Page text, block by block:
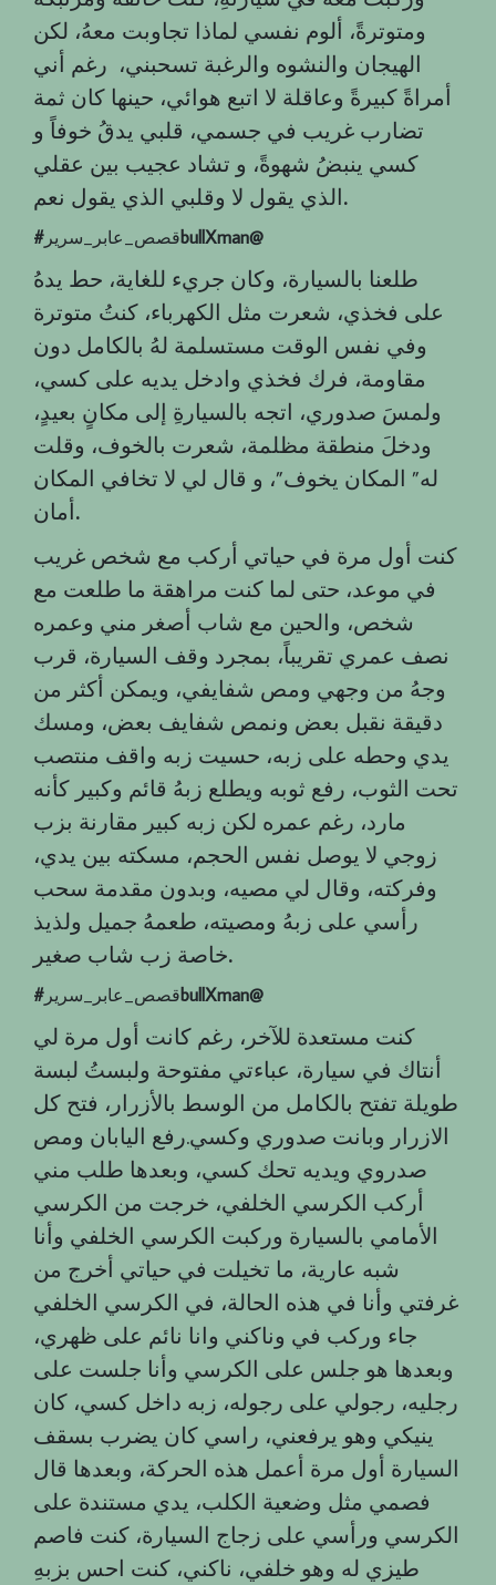
ومتوترةً، ألوم نفسي لماذا تجاوبت معهُ، لكن
الهيجان والنشوه والرغبة تسحبني، رغم أني
أمراةً كبيرةً وعاقلة لا اتبع هوائي، حينها كان ثمة
تضارب غريب في جسمي، قلبي يدقُ خوفاً و
كسي ينبضُ شهوةً، و تشاد عجيب بين عقلي
الذي يقول لا وقلبي الذي يقول نعم.
‎# قصص_عابر_سريرbullXman@
طلعنا بالسيارة، وكان جريء للغاية، حط يدهُ
على فخذي، شعرت مثل الكهرباء، كنتُ متوترة
وفي نفس الوقت مستسلمة لهُ بالكامل دون
مقاومة، فرك فخذي وادخل يديه على كسي،
ولمسَ صدوري، اتجه بالسيارةِ إلى مكانٍ بعيدٍ،
ودخلَ منطقة مظلمة، شعرت بالخوف، وقلت
له” المكان يخوف”، و قال لي لا تخافي المكان
أمان.
كنت أول مرة في حياتي أركب مع شخص غريب
في موعد، حتى لما كنت مراهقة ما طلعت مع
شخص، والحين مع شاب أصغر مني وعمره
نصف عمري تقريباً، بمجرد وقف السيارة، قرب
وجهُ من وجهي ومص شفايفي، ويمكن أكثر من
دقيقة نقبل بعض ونمص شفايف بعض، ومسك
يدي وحطه على زبه، حسيت زبه واقف منتصب
تحت الثوب، رفع ثوبه ويطلع زبهُ قائم وكبير كأنه
مارد، رغم عمره لكن زبه كبير مقارنة بزب
زوجي لا يوصل نفس الحجم، مسكته بين يدي،
وفركته، وقال لي مصيه، وبدون مقدمة سحب
رأسي على زبهُ ومصيته، طعمهُ جميل ولذيذ
خاصة زب شاب صغير.
‎# قصص_عابر_سريرbullXman@
كنت مستعدة للآخر، رغم كانت أول مرة لي
أنتاك في سيارة، عباءتي مفتوحة ولبستُ لبسة
طويلة تفتح بالكامل من الوسط بالأزرار، فتح كل
الازرار وبانت صدوري وكسي.رفع اليابان ومص
صدروي ويديه تحك كسي، وبعدها طلب مني
أركب الكرسي الخلفي، خرجت من الكرسي
الأمامي بالسيارة وركبت الكرسي الخلفي وأنا
شبه عارية، ما تخيلت في حياتي أخرج من
غرفتي وأنا في هذه الحالة، في الكرسي الخلفي
جاء وركب في وناكني وانا نائم على ظهري،
وبعدها هو جلس على الكرسي وأنا جلست على
رجليه، رجولي على رجوله، زبه داخل كسي، كان
ينيكي وهو يرفعني، راسي كان يضرب بسقف
السيارة أول مرة أعمل هذه الحركة، وبعدها قال
فصمي مثل وضعية الكلب، يدي مستندة على
الكرسي ورأسي على زجاج السيارة، كنت فاصم
طيزي له وهو خلفي، ناكني، كنت احس بزبهِ